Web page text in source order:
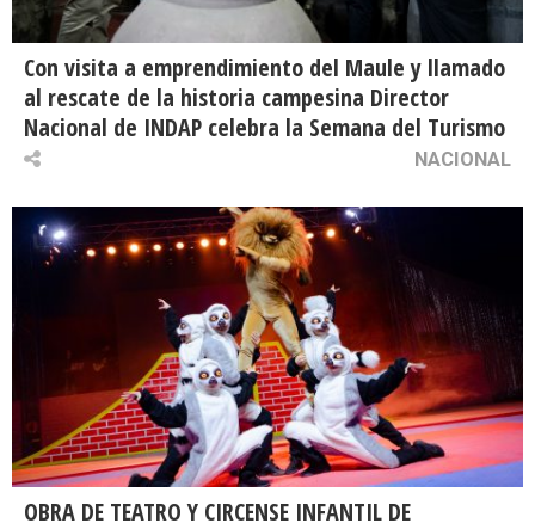
Con visita a emprendimiento del Maule y llamado
al rescate de la historia campesina Director
Nacional de INDAP celebra la Semana del Turismo
NACIONAL
OBRA DE TEATRO Y CIRCENSE INFANTIL DE